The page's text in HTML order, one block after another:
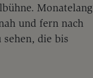
Monatelang
und fern nach
die bis